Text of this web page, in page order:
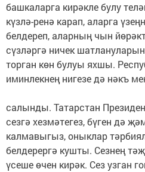
башкаларга кирәкле булу
күзлә-ренә карап, аларга
белдереп, аларның чын
сүзләргә ничек
торган көн булуы яхшы.
иминлекнең нигезе дә нәкъ
салынды. Татарстан
сезгә хезмәтегез, бүген дә
калмавыгыз, оныклар
белдерергә кушты. Сезнең
үсеше өчен кирәк. Сез узган